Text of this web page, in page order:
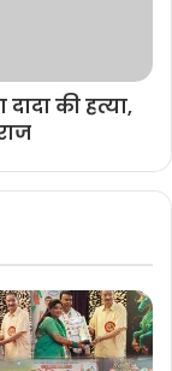
की हत्या,